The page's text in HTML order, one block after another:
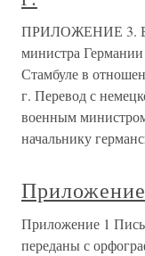
ПРИЛОЖЕНИЕ 3.
министра
Стамбуле в
г. Перевод с
военным
начальнику
Приложение 1
переданы с